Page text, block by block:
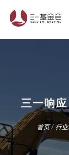
三一响
首页/ 行